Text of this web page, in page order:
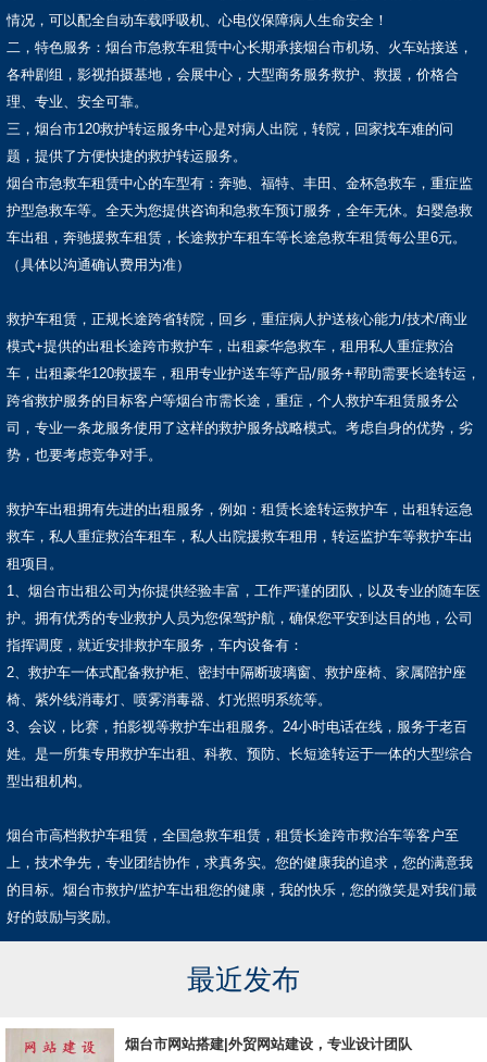
情况，可以配全自动车载呼吸机、心电仪保障病人生命安全！
二，特色服务：烟台市急救车租赁中心长期承接烟台市机场、火车站接送，
各种剧组，影视拍摄基地，会展中心，大型商务服务救护、救援，价格合
理、专业、安全可靠。
三，烟台市120救护转运服务中心是对病人出院，转院，回家找车难的问
题，提供了方便快捷的救护转运服务。
烟台市急救车租赁中心的车型有：奔驰、福特、丰田、金杯急救车，重症监
护型急救车等。全天为您提供咨询和急救车预订服务，全年无休。妇婴急救
车出租，奔驰援救车租赁，长途救护车租车等长途急救车租赁每公里6元。
（具体以沟通确认费用为准）
救护车租赁，正规长途跨省转院，回乡，重症病人护送核心能力/技术/商业
模式+提供的出租长途跨市救护车，出租豪华急救车，租用私人重症救治
车，出租豪华120救援车，租用专业护送车等产品/服务+帮助需要长途转运，
跨省救护服务的目标客户等烟台市需长途，重症，个人救护车租赁服务公
司，专业一条龙服务使用了这样的救护服务战略模式。考虑自身的优势，劣
势，也要考虑竞争对手。
救护车出租拥有先进的出租服务，例如：租赁长途转运救护车，出租转运急
救车，私人重症救治车租车，私人出院援救车租用，转运监护车等救护车出
租项目。
1、烟台市出租公司为你提供经验丰富，工作严谨的团队，以及专业的随车医
护。拥有优秀的专业救护人员为您保驾护航，确保您平安到达目的地，公司
指挥调度，就近安排救护车服务，车内设备有：
2、救护车一体式配备救护柜、密封中隔断玻璃窗、救护座椅、家属陪护座
椅、紫外线消毒灯、喷雾消毒器、灯光照明系统等。
3、会议，比赛，拍影视等救护车出租服务。24小时电话在线，服务于老百
姓。是一所集专用救护车出租、科教、预防、长短途转运于一体的大型综合
型出租机构。
烟台市高档救护车租赁，全国急救车租赁，租赁长途跨市救治车等客户至
上，技术争先，专业团结协作，求真务实。您的健康我的追求，您的满意我
的目标。烟台市救护/监护车出租您的健康，我的快乐，您的微笑是对我们最
好的鼓励与奖励。
最近发布
烟台市网站搭建|外贸网站建设，专业设计团队